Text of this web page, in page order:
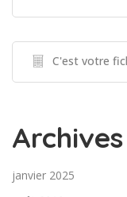
C'est votre
Archives
janvier 2025